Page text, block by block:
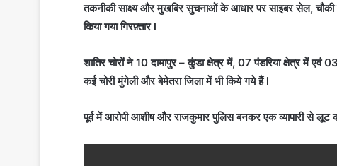
तकनीकी साक्ष्य और मुखबिर सुचनाओं के आधार पर साइबर सेल, चौकी
किया गया गिरफ़्तार l
शातिर चोरों ने 10 दामापुर – कुंडा क्षेत्र में, 07 पंडरिया क्षेत्र में एवं
कई चोरी मुंगेली और बेमेतरा जिला में भी किये गये हैं l
पूर्व में आरोपी आशीष और राजकुमार पुलिस बनकर एक व्यापारी से लूट